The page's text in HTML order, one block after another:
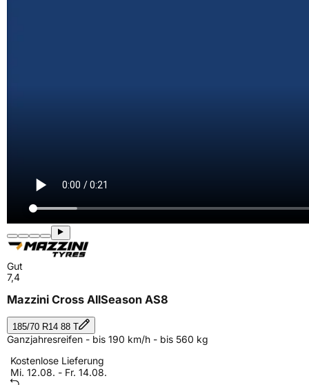
Gut
7,4
Mazzini Cross AllSeason AS8
185/70 R14 88 T
Ganzjahresreifen - bis 190 km/h - bis 560 kg
Kostenlose Lieferung
Mi. 12.08. - Fr. 14.08.